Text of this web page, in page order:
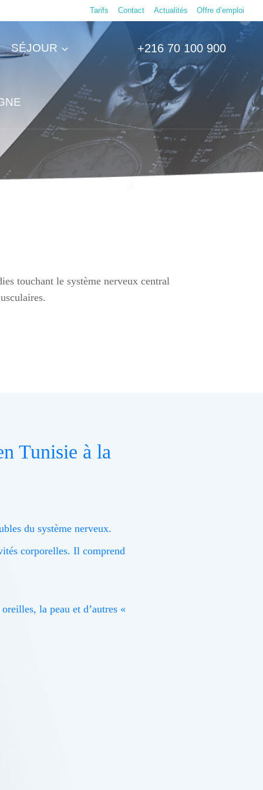
Tarifs Contact Actualités Offre d’emploi
SÉJOUR +216 70 100 900
touchant le système nerveux central
Tunisie à la
du système nerveux.
corporelles. Il comprend
la peau et d’autres «